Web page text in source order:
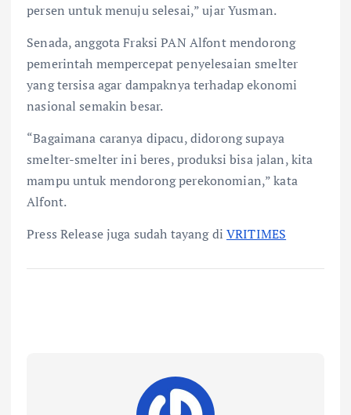
persen untuk menuju selesai,” ujar Yusman.
Senada, anggota Fraksi PAN Alfont mendorong
pemerintah mempercepat penyelesaian smelter
yang tersisa agar dampaknya terhadap ekonomi
nasional semakin besar.
“Bagaimana caranya dipacu, didorong supaya
smelter-smelter ini beres, produksi bisa jalan, kita
mampu untuk mendorong perekonomian,” kata
Alfont.
Press Release juga sudah tayang diVRITIMES